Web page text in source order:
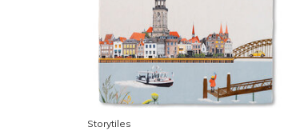
Storytiles